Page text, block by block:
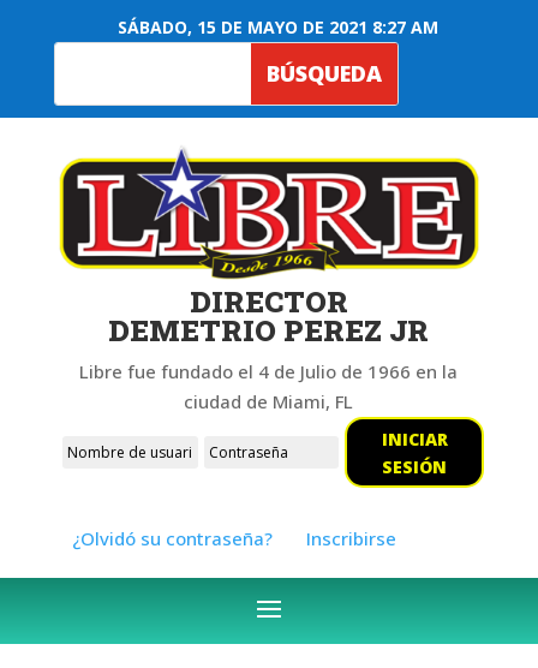
SÁBADO, 15 DE MAYO DE 2021 8:27 AM
DIRECTOR
DEMETRIO PEREZ JR
Libre fue fundado el 4 de Julio de 1966 en la
ciudad de Miami, FL
INICIAR
SESIÓN
¿Olvidó su contraseña? Inscribirse